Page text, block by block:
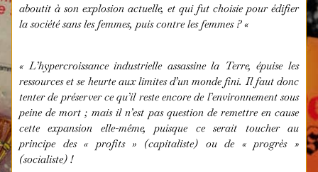
aboutit à son explosion actuelle, et qui fut choisie pour édifier
la société sans les femmes, puis contre les femmes ?«
« L’hypercroissance industrielle assassine la Terre, épuise les
ressources et se heurte aux limites d’un monde fini. Il faut donc
tenter de préserver ce qu’il reste encore de l’environnement sous
peine de mort ; mais il n’est pas question de remettre en cause
cette expansion elle-même, puisque ce serait toucher au
principe des « profits » (capitaliste) ou de « progrès »
(socialiste) !